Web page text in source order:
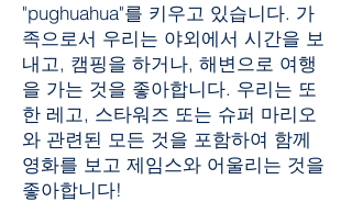
"pughuahua"를 키우고 있습니다. 가
족으로서 우리는 야외에서 시간을 보
내고, 캠핑을 하거나, 해변으로 여행
을 가는 것을 좋아합니다. 우리는 또
한 레고, 스타워즈 또는 슈퍼 마리오
와 관련된 모든 것을 포함하여 함께
영화를 보고 제임스와 어울리는 것을
좋아합니다!